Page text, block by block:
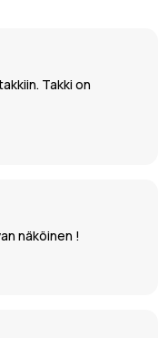
Takki on
näköinen !